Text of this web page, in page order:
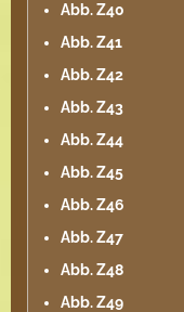
Abb. Z40
Abb. Z41
Abb. Z42
Abb. Z43
Abb. Z44
Abb. Z45
Abb. Z46
Abb. Z47
Abb. Z48
Abb. Z49